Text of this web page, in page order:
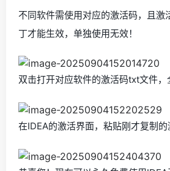
不同软件需使用对应的激活码，且激
丁才能生效，单独使用无效！
双击打开对应软件的激活码txt文件，
在IDEA的激活界面，粘贴刚才复制的